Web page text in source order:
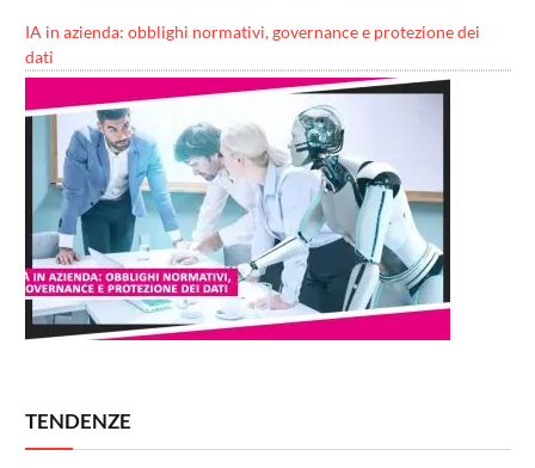
IA in azienda: obblighi normativi, governance e protezione dei
dati
TENDENZE